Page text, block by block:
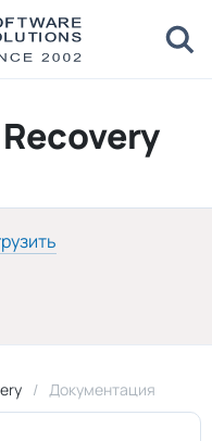
Документация